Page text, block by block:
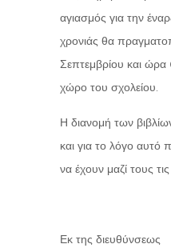
αγιασμός για την
χρονιάς θα
Σεπτεμβρίου και
χώρο του σχολείου.
Η διανομή των
και για το λόγο αυτό
να έχουν μαζί τους
Εκ της διευθύνσεως